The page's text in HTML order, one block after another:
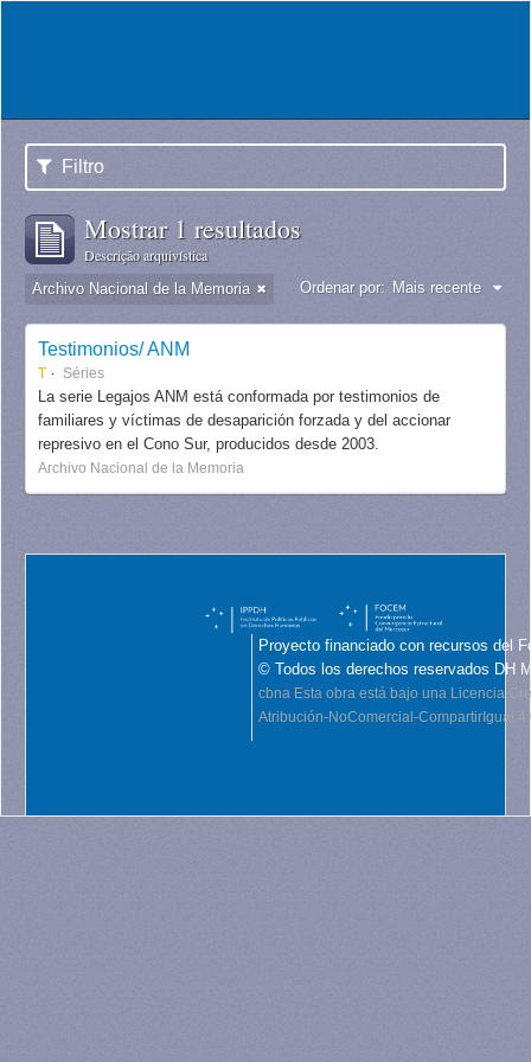
Filtro
Mostrar 1 resultados
Descrição arquivística
Archivo Nacional de la Memoria Ordenar por: Mais recente
Testimonios/ ANM
T Séries
La serie Legajos ANM está conformada por testimonios de
familiares y víctimas de desaparición forzada y del accionar
represivo en el Cono Sur, producidos desde 2003.
Archivo Nacional de la Memoria
Proyecto financiado con recursos del
© Todos los derechos reservados DH
cbna Esta obra está bajo una Licencia
Atribución-NoComercial-CompartirIgual